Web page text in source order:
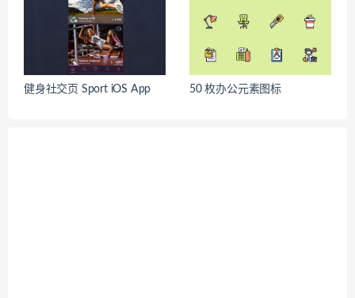
健身社交页 Sport iOS App 50 枚办公元素图标